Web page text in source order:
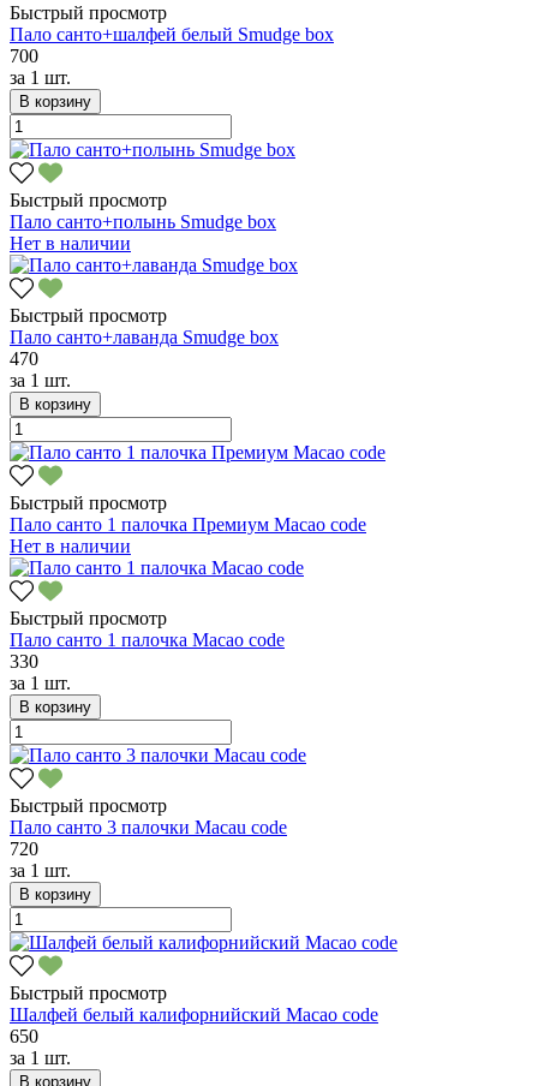
Быстрый просмотр
Пало санто+шалфей белый Smudge box
700
за 1 шт.
В корзину
Быстрый просмотр
Пало санто+полынь Smudge box
Нет в наличии
Быстрый просмотр
Пало санто+лаванда Smudge box
470
за 1 шт.
В корзину
Быстрый просмотр
Пало санто 1 палочка Премиум Macao code
Нет в наличии
Быстрый просмотр
Пало санто 1 палочка Macao code
330
за 1 шт.
В корзину
Быстрый просмотр
Пало санто 3 палочки Macau code
720
за 1 шт.
В корзину
Быстрый просмотр
Шалфей белый калифорнийский Macao code
650
за 1 шт.
В корзину